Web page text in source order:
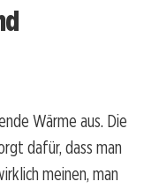
Wärme aus. Die
dafür, dass man
meinen, man